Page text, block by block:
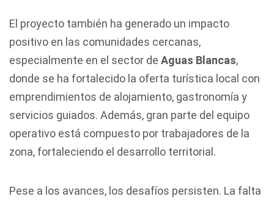
El proyecto también ha generado un impacto
positivo en las comunidades cercanas,
especialmente en el sector de Aguas Blancas,
donde se ha fortalecido la oferta turística local con
emprendimientos de alojamiento, gastronomía y
servicios guiados. Además, gran parte del equipo
operativo está compuesto por trabajadores de la
zona, fortaleciendo el desarrollo territorial.
Pese a los avances, los desafíos persisten. La falta